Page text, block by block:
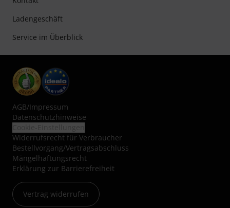
Ladengeschäft
Service im Überblick
AGB/Impressum
Datenschutzhinweise
Widerrufsrecht für Verbraucher
Bestellvorgang/Vertragsabschluss
Mängelhaftungsrecht
Erklärung zur Barrierefreiheit
Vertrag widerrufen